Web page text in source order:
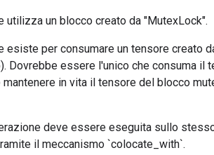
utilizza un blocco creato da "MutexLock".
esiste per consumare un tensore creato
Dovrebbe essere l'unico che consuma il
in vita il tensore del blocco
deve essere eseguita sullo
il meccanismo `colocate_with`.